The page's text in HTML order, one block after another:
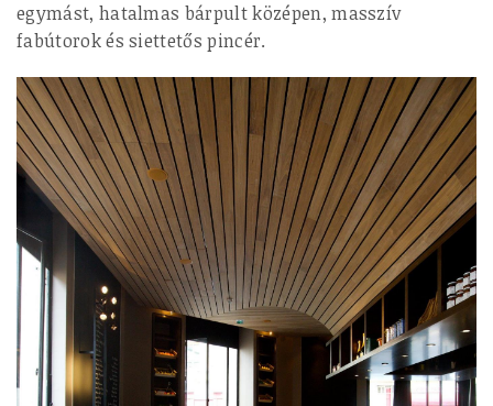
egymást, hatalmas bárpult középen, masszív
fabútorok és siettetős pincér.